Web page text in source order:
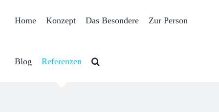
InhaltHome Konzept Das Besondere Zur Person
Blog Referenzen